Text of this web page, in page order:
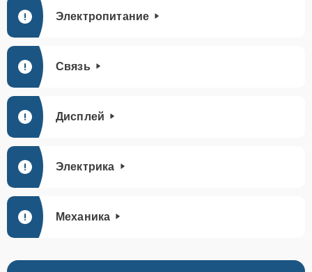
Электропитание
Связь
Дисплей
Электрика
Механика